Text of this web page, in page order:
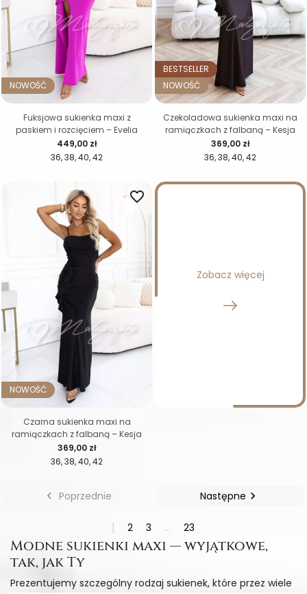
NOWOŚĆ
36 38 40 42
Cena
449,00 zł
Fuksjowa sukienka maxi z
paskiem i rozcięciem – Evelia
BESTSELLER
NOWOŚĆ
36 38 40 42
Cena
369,00 zł
Czekoladowa sukienka maxi na
ramiączkach z falbaną – Kesja
NOWOŚĆ
36 38 40 42
favorite_border
Cena
369,00 zł
Czarna sukienka maxi na
ramiączkach z falbaną – Kesja
Zobacz więcej
 Poprzednie
1 2 3 … 23
Następne 
Modne sukienki maxi — wyjątkowe,
tak, jak Ty
Prezentujemy szczególny rodzaj sukienek, które przez wiele